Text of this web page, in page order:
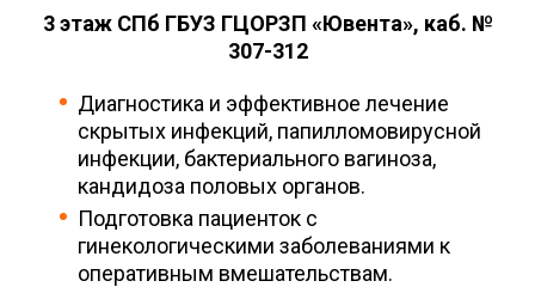
3 этаж СПб ГБУЗ ГЦОРЗП «Ювента», каб. №
307-312
Диагностика и эффективное лечение
скрытых инфекций, папилломовирусной
инфекции, бактериального вагиноза,
кандидоза половых органов.
Подготовка пациенток с
гинекологическими заболеваниями к
оперативным вмешательствам.